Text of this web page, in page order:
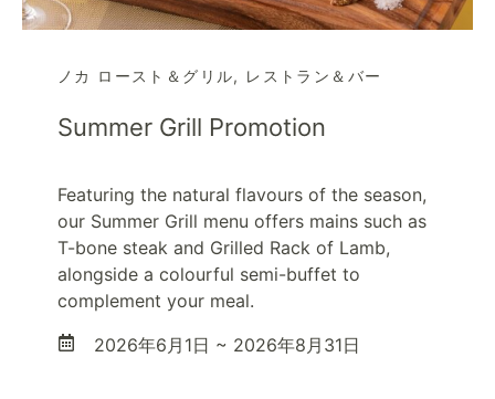
ノカ ロースト＆グリル, レストラン＆バー
Summer Grill Promotion
Featuring the natural flavours of the season,
our Summer Grill menu offers mains such as
T-bone steak and Grilled Rack of Lamb,
alongside a colourful semi-buffet to
complement your meal.
2026年6月1日 ~ 2026年8月31日